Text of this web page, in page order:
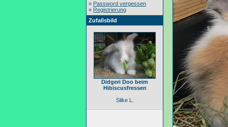
» Password vergessen
» Registrierung
Zufallsbild
Didgeri Doo beim
Hibiscusfressen
Silke L.